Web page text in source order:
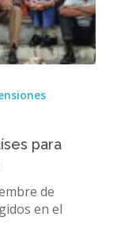
para
de
en el